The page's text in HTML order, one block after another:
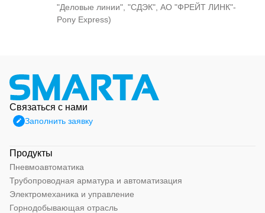
"Деловые линии", "СДЭК", АО "ФРЕЙТ ЛИНК"-
Pony Express)
Связаться с нами
Заполнить заявку
Продукты
Пневмоавтоматика
Трубопроводная арматура и автоматизация
Электромеханика и управление
Горнодобывающая отрасль